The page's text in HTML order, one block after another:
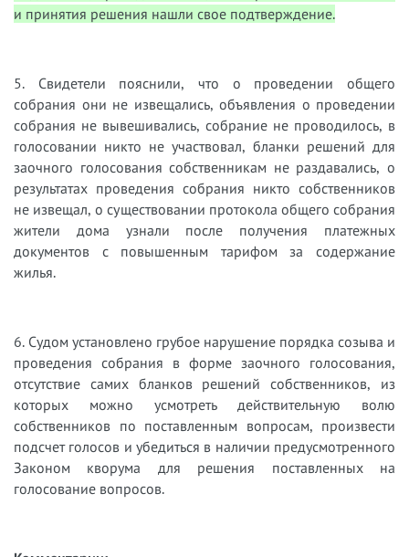
и принятия решения нашли свое подтверждение.
5. Свидетели пояснили, что о проведении общего
собрания они не извещались, объявления о проведении
собрания не вывешивались, собрание не проводилось, в
голосовании никто не участвовал, бланки решений для
заочного голосования собственникам не раздавались, о
результатах проведения собрания никто собственников
не извещал, о существовании протокола общего собрания
жители дома узнали после получения платежных
документов с повышенным тарифом за содержание
жилья.
6. Судом установлено грубое нарушение порядка созыва и
проведения собрания в форме заочного голосования,
отсутствие самих бланков решений собственников, из
которых можно усмотреть действительную волю
собственников по поставленным вопросам, произвести
подсчет голосов и убедиться в наличии предусмотренного
Законом кворума для решения поставленных на
голосование вопросов.